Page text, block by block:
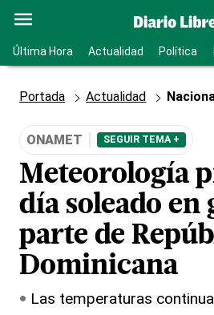
Última Hora Actualidad Política
Portada Actualidad
ONAMET SEGUIR TEMA +
Meteorología
día soleado en
parte de
Dominicana
Las temperaturas